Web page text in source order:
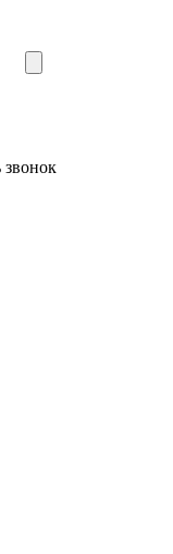
звонок